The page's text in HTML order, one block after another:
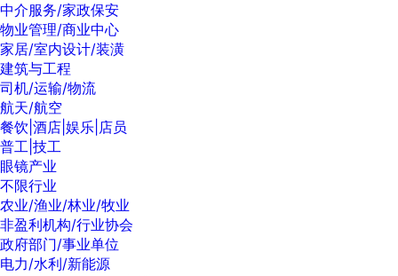
中介服务/家政保安
物业管理/商业中心
家居/室内设计/装潢
建筑与工程
司机/运输/物流
航天/航空
餐饮|酒店|娱乐|店员
普工|技工
眼镜产业
不限行业
农业/渔业/林业/牧业
非盈利机构/行业协会
政府部门/事业单位
电力/水利/新能源